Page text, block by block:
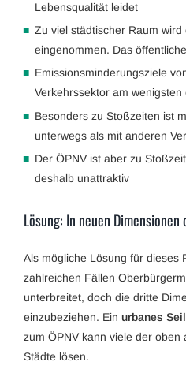
Lebensqualität leidet
Zu viel städtischer Raum
eingenommen. Das
Emissionsminderungsziele
Verkehrssektor am wenigsten
Besonders zu Stoßzeiten ist
unterwegs als mit anderen
Der ÖPNV ist aber zu
deshalb unattraktiv
Lösung: In neuen Dimensionen
Als mögliche Lösung für dieses
zahlreichen Fällen
unterbreitet, doch die dritte
einzubeziehen. Ein urbanes
zum ÖPNV kann viele der
Städte lösen.